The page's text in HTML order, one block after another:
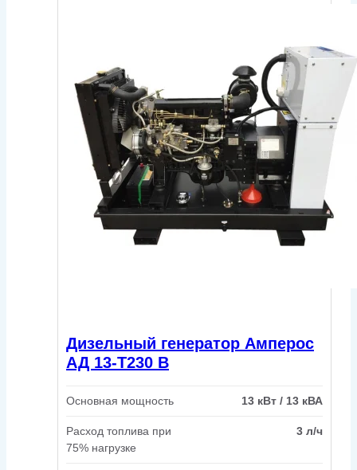
Дизельный генератор Амперос
АД 13-Т230 B
Основная мощность 13 кВт / 13 кВА
Расход топлива при
75% нагрузке
3 л/ч